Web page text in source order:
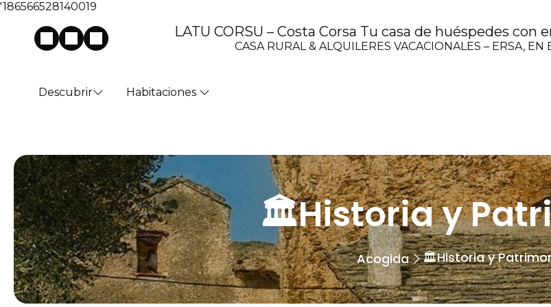
'186566528140019
LATU CORSU – Costa Corsa Tu casa de huéspedes con
CASA RURAL & ALQUILERES VACACIONALES – ERSA,
Descubrir Habitaciones
🏛️Historia y
Acogida 🏛️Historia y